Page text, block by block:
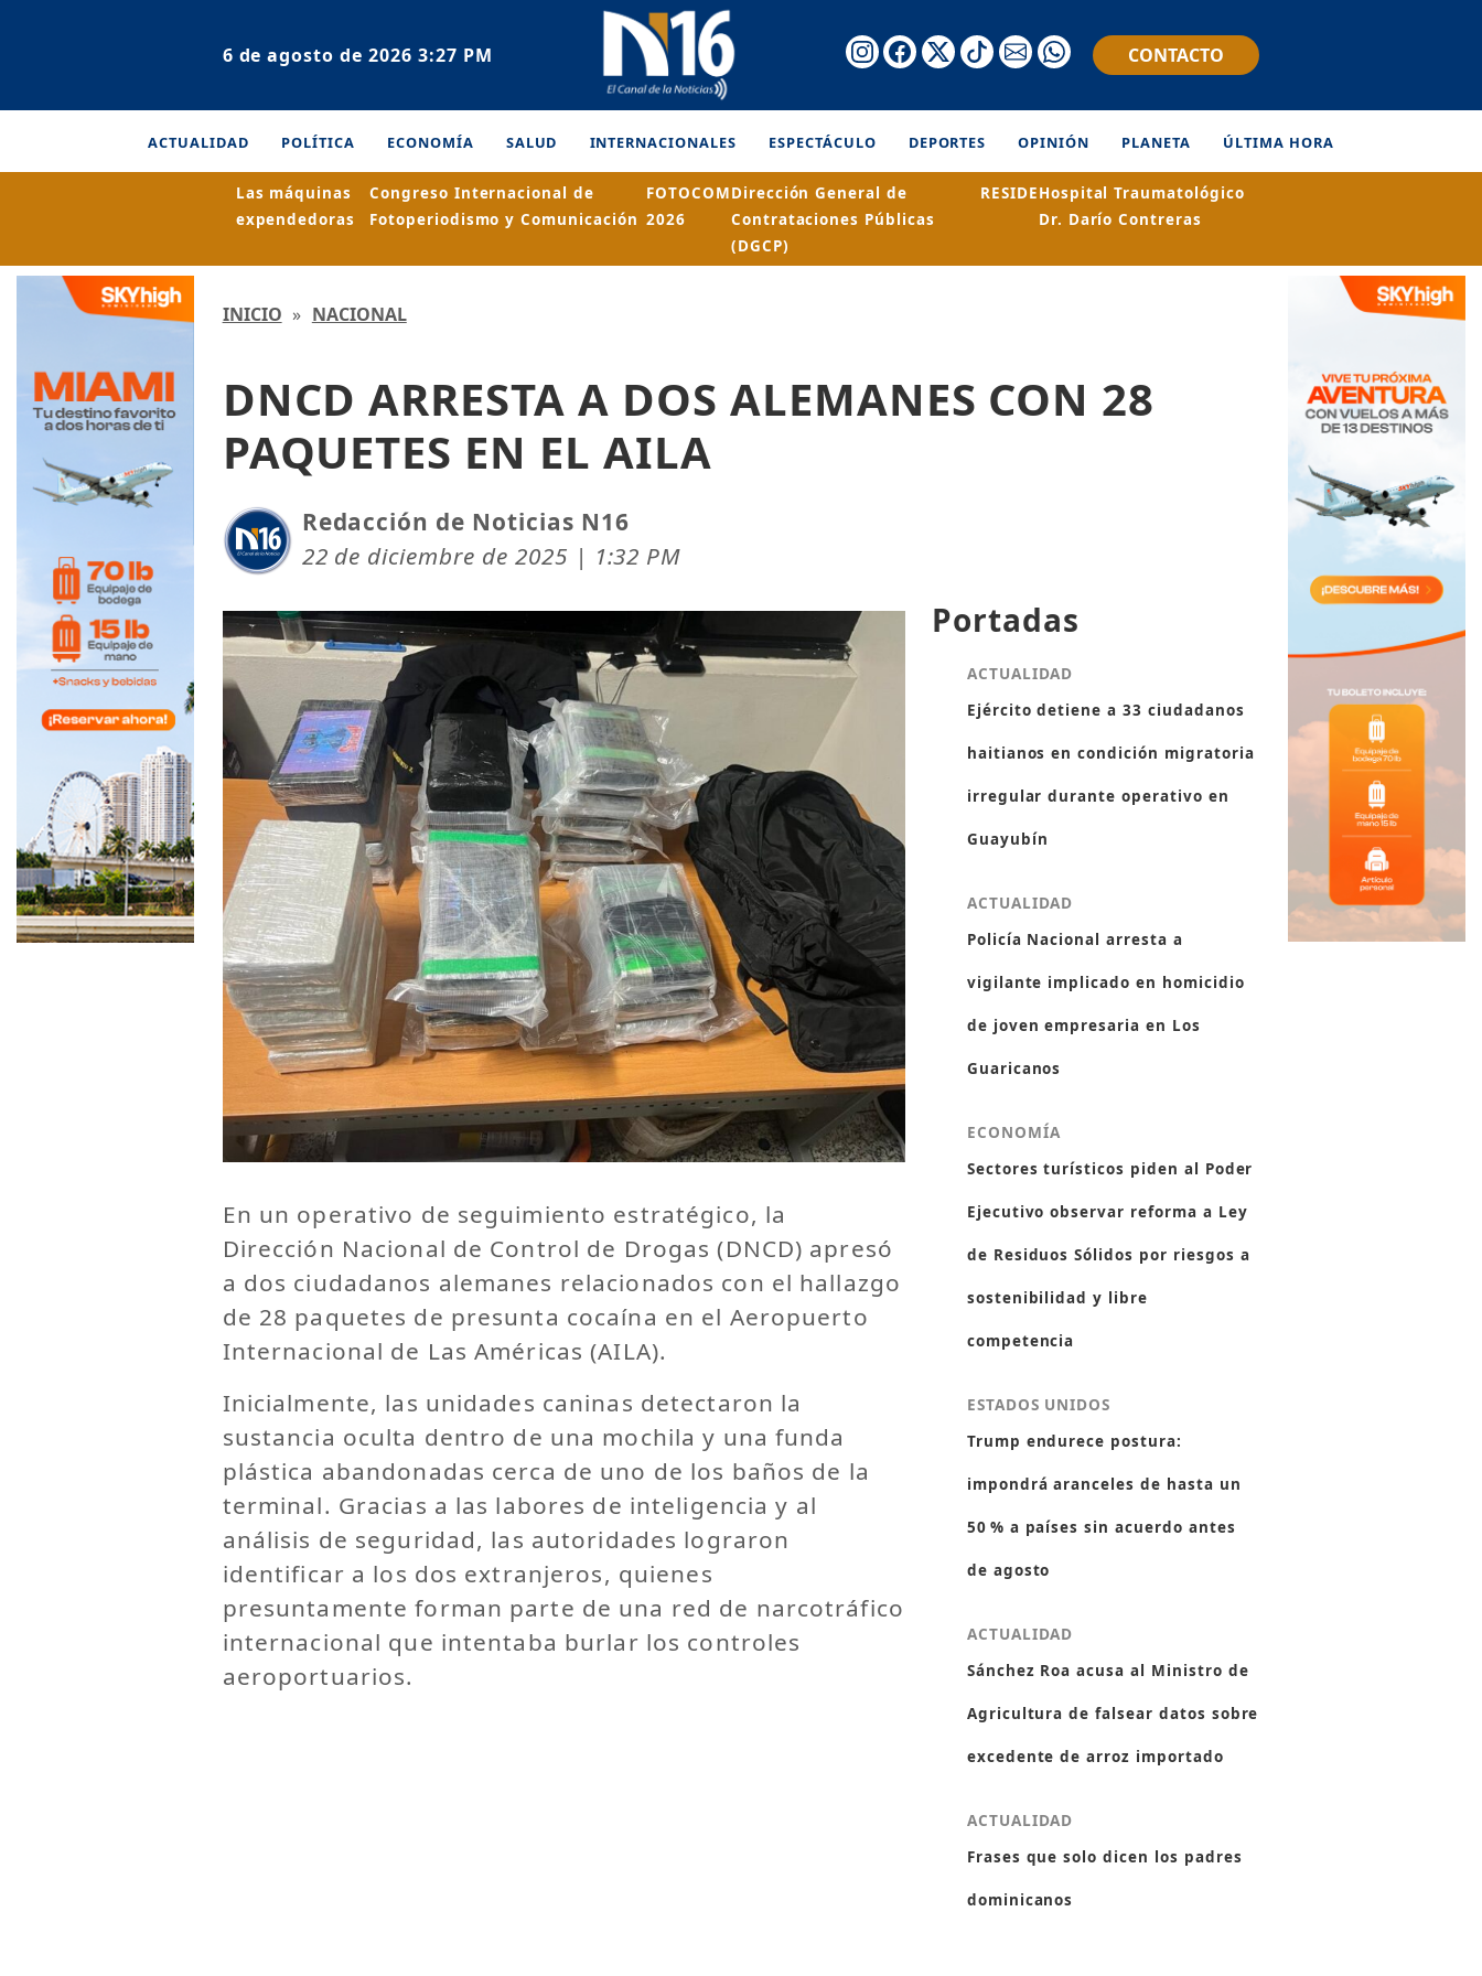
6 de agosto de 2026 3:27 PM CONTACTO
ACTUALIDAD POLÍTICA ECONOMÍA SALUD INTERNACIONALES ESPECTÁCULO DEPORTES OPINIÓN PLANETA ÚLTIMA HORA
Las máquinas
expendedoras
Congreso Internacional de
Fotoperiodismo y Comunicación
FOTOCOM
2026
Dirección General de
Contrataciones Públicas
(DGCP)
RESIDEHospital Traumatológico
Dr. Darío Contreras
INICIO » NACIONAL
DNCD ARRESTA A DOS ALEMANES CON 28
PAQUETES EN EL AILA
Redacción de Noticias N16
22 de diciembre de 2025 | 1:32 PM
En un operativo de seguimiento estratégico, la
Dirección Nacional de Control de Drogas (DNCD) apresó
a dos ciudadanos alemanes relacionados con el hallazgo
de 28 paquetes de presunta cocaína en el Aeropuerto
Internacional de Las Américas (AILA).
Inicialmente, las unidades caninas detectaron la
sustancia oculta dentro de una mochila y una funda
plástica abandonadas cerca de uno de los baños de la
terminal. Gracias a las labores de inteligencia y al
análisis de seguridad, las autoridades lograron
identificar a los dos extranjeros, quienes
presuntamente forman parte de una red de narcotráfico
internacional que intentaba burlar los controles
aeroportuarios.
Portadas
ACTUALIDAD
Ejército detiene a 33 ciudadanos
haitianos en condición migratoria
irregular durante operativo en
Guayubín
ACTUALIDAD
Policía Nacional arresta a
vigilante implicado en homicidio
de joven empresaria en Los
Guaricanos
ECONOMÍA
Sectores turísticos piden al Poder
Ejecutivo observar reforma a Ley
de Residuos Sólidos por riesgos a
sostenibilidad y libre
competencia
ESTADOS UNIDOS
Trump endurece postura:
impondrá aranceles de hasta un
50 % a países sin acuerdo antes
de agosto
ACTUALIDAD
Sánchez Roa acusa al Ministro de
Agricultura de falsear datos sobre
excedente de arroz importado
ACTUALIDAD
Frases que solo dicen los padres
dominicanos